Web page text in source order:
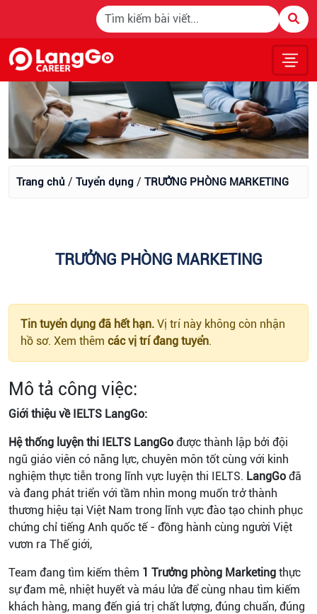
Trang chủ / Tuyển dụng / TRƯỞNG PHÒNG MARKETING
TRƯỞNG PHÒNG MARKETING
Tin tuyển dụng đã hết hạn. Vị trí này không còn nhận
hồ sơ. Xem thêm các vị trí đang tuyển.
Mô tả công việc:
Giới thiệu về IELTS LangGo:
Hệ thống luyện thi IELTS LangGo được thành lập bởi đội
ngũ giáo viên có năng lực, chuyên môn tốt cùng với kinh
nghiệm thực tiễn trong lĩnh vực luyện thi IELTS. LangGo đã
và đang phát triển với tầm nhìn mong muốn trở thành
thương hiệu tại Việt Nam trong lĩnh vực đào tạo chinh phục
chứng chỉ tiếng Anh quốc tế - đồng hành cùng người Việt
vươn ra Thế giới,
Team đang tìm kiếm thêm 1 Trưởng phòng Marketing thực
sự đam mê, nhiệt huyết và máu lửa để cùng nhau tìm kiếm
khách hàng, mang đến giá trị chất lượng, đúng chuẩn, đúng